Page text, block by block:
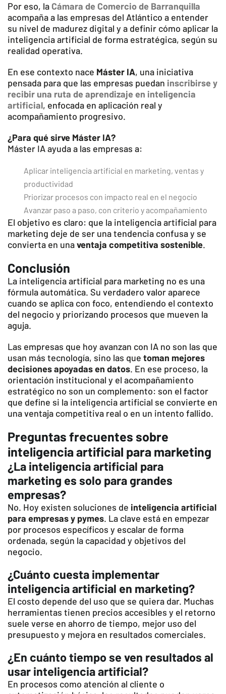
Por eso, la Cámara de Comercio de Barranquilla
acompaña a las empresas del Atlántico a entender
su nivel de madurez digital y a definir cómo aplicar la
inteligencia artificial de forma estratégica, según su
realidad operativa.
En ese contexto nace Máster IA, una iniciativa
pensada para que las empresas puedan inscribirse y
recibir una ruta de aprendizaje en inteligencia
artificial, enfocada en aplicación real y
acompañamiento progresivo.
¿Para qué sirve Máster IA?
Máster IA ayuda a las empresas a:
Aplicar inteligencia artificial en marketing, ventas y
productividad
Priorizar procesos con impacto real en el negocio
Avanzar paso a paso, con criterio y acompañamiento
El objetivo es claro: que la inteligencia artificial para
marketing deje de ser una tendencia confusa y se
convierta en unaventaja competitiva sostenible.
Conclusión
La inteligencia artificial para marketing no es una
fórmula automática. Su verdadero valor aparece
cuando se aplica con foco, entendiendo el contexto
del negocio y priorizando procesos que mueven la
aguja.
Las empresas que hoy avanzan con IA no son las que
usan más tecnología, sino las que toman mejores
decisiones apoyadas en datos. En ese proceso, la
orientación institucional y el acompañamiento
estratégico no son un complemento: son el factor
que define si la inteligencia artificial se convierte en
una ventaja competitiva real o en un intento fallido.
Preguntas frecuentes sobre
inteligencia artificial para marketing
¿La inteligencia artificial para
marketing es solo para grandes
empresas?
No. Hoy existen soluciones de inteligencia artificial
para empresas y pymes. La clave está en empezar
por procesos específicos y escalar de forma
ordenada, según la capacidad y objetivos del
negocio.
¿Cuánto cuesta implementar
inteligencia artificial en marketing?
El costo depende del uso que se quiera dar. Muchas
herramientas tienen precios accesibles y el retorno
suele verse en ahorro de tiempo, mejor uso del
presupuesto y mejora en resultados comerciales.
¿En cuánto tiempo se ven resultados al
usar inteligencia artificial?
En procesos como atención al cliente o